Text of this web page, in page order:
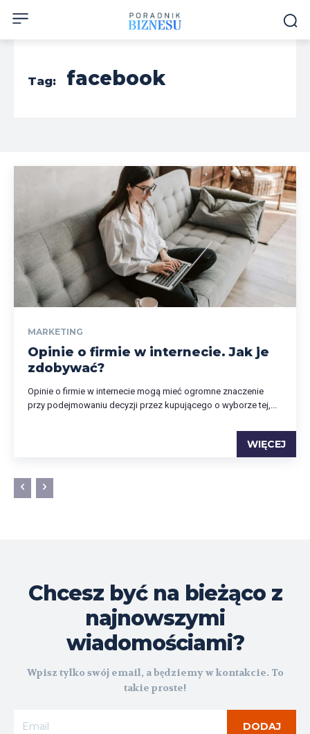
Tag: facebook
MARKETING
Opinie o firmie w internecie. Jak je
zdobywać?
Opinie o firmie w internecie mogą mieć ogromne znaczenie
przy podejmowaniu decyzji przez kupującego o wyborze tej,...
WIĘCEJ
Chcesz być na bieżąco z
najnowszymi
wiadomościami?
Wpisz tylko swój email, a będziemy w kontakcie. To
takie proste!
DODAJ